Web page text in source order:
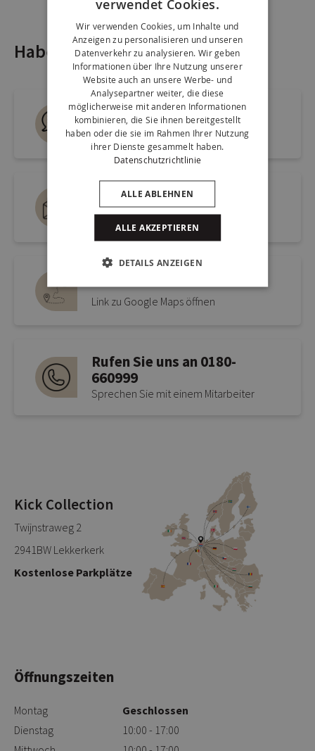
Haben Sie noch Fragen?
Live chat
Schnelle Antwort auf Ihre Frage
Mailen Sie uns an
info@kickcollection.de
Link zu Google Maps öffnen
Rufen Sie uns an 0180-
660999
Sprechen Sie mit einem Mitarbeiter
Kick Collection
Twijnstraweg 2
2941BW Lekkerkerk
Kostenlose Parkplätze
Öffnungszeiten
Montag
Geschlossen
Dienstag
10:00 - 17:00
verwendet Cookies.
Wir verwenden Cookies, um Inhalte und
Anzeigen zu personalisieren und unseren
Datenverkehr zu analysieren. Wir geben
Informationen über Ihre Nutzung unserer
Website auch an unsere Werbe- und
Analysepartner weiter, die diese
möglicherweise mit anderen Informationen
kombinieren, die Sie ihnen bereitgestellt
haben oder die sie im Rahmen Ihrer Nutzung
ihrer Dienste gesammelt haben.
Datenschutzrichtlinie
ALLE AKZEPTIEREN
ALLE ABLEHNEN
DETAILS ANZEIGEN